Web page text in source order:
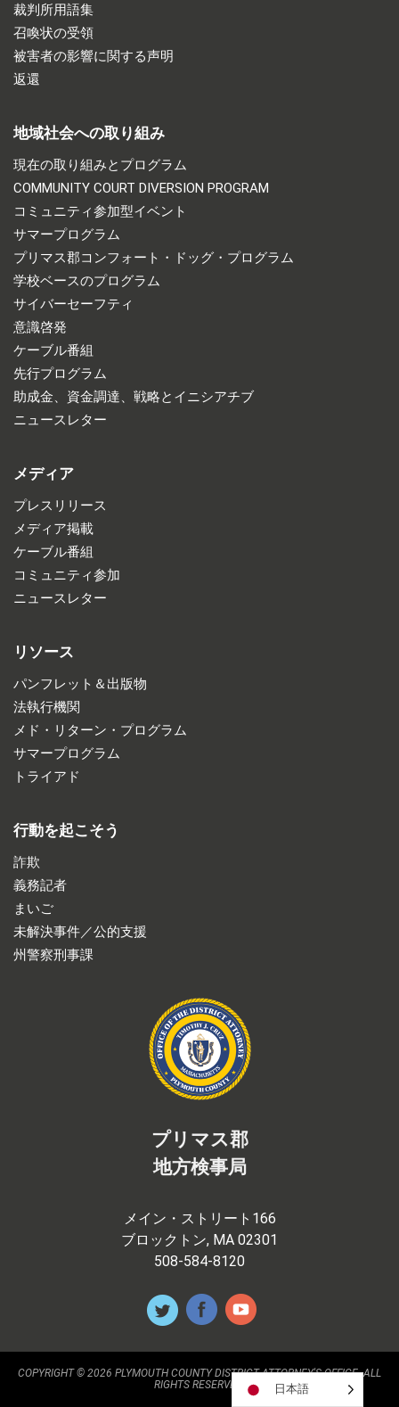
裁判所用語集
召喚状の受領
被害者の影響に関する声明
返還
地域社会への取り組み
現在の取り組みとプログラム
COMMUNITY COURT DIVERSION PROGRAM
コミュニティ参加型イベント
サマープログラム
プリマス郡コンフォート・ドッグ・プログラム
学校ベースのプログラム
サイバーセーフティ
意識啓発
ケーブル番組
先行プログラム
助成金、資金調達、戦略とイニシアチブ
ニュースレター
メディア
プレスリリース
メディア掲載
ケーブル番組
コミュニティ参加
ニュースレター
リソース
パンフレット＆出版物
法執行機関
メド・リターン・プログラム
サマープログラム
トライアド
行動を起こそう
詐欺
義務記者
まいご
未解決事件／公的支援
州警察刑事課
プリマス郡
地方検事局
メイン・ストリート166
ブロックトン, MA 02301
508-584-8120
COPYRIGHT © 2026 PLYMOUTH COUNTY DISTRICT ATTORNEY'S OFFICE. ALL
RIGHTS RESERVED.
日本語